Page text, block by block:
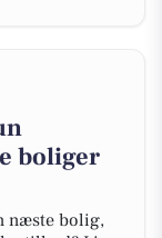
boliger
næste bolig,